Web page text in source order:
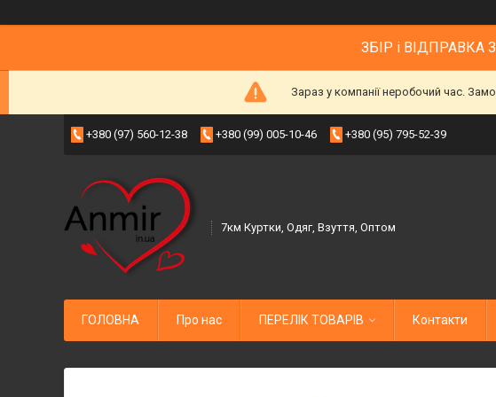
ЗБІР і ВІДПРАВКА
Зараз у компанії неробочий час.
+380 (97) 560-12-38 +380 (99) 005-10-46 +380 (95) 795-52-39
7км Куртки, Одяг, Взуття, Оптом
ГОЛОВНА Про нас ПЕРЕЛІК ТОВАРІВ Контакти